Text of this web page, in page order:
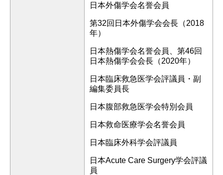
日本外傷学会名誉会員
第32回日本外傷学会会長（2018
年）
日本熱傷学会名誉会員、第46回
日本熱傷学会会長（2020年）
日本臨床救急医学会評議員・副
編集委員長
日本腹部救急医学会特別会員
日本救命医療学会名誉会員
日本臨床外科学会評議員
日本Acute Care Surgery学会評議
員